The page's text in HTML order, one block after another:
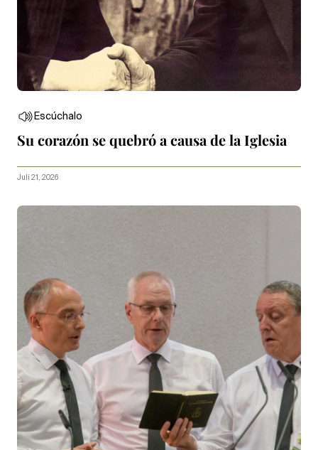
Escúchalo
Su corazón se quebró a causa de la Iglesia
Juli 21, 2026